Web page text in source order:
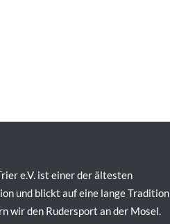
e.V. ist einer der ältesten
und blickt auf eine lange Tradition
wir den Rudersport an der Mosel.